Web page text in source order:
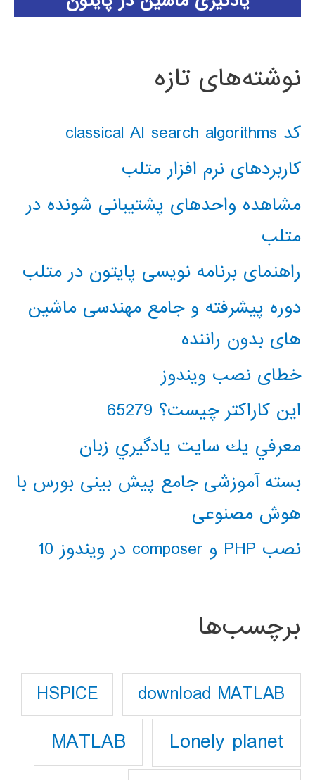
نوشته‌های تازه
کد classical AI search algorithms
کاربردهای نرم افزار متلب
مشاهده واحدهای پشتیبانی شونده در
متلب
راهنمای برنامه نویسی پایتون در متلب
دوره پیشرفته و جامع مهندسی ماشین
های بدون راننده
خطای نصب ویندوز
این کاراکتر چیست؟ 65279
معرفي يك سايت يادگيري زبان
بسته آموزشی جامع پیش بینی بورس با
هوش مصنوعی
نصب PHP و composer در ویندوز 10
برچسب‌ها
download MATLAB
HSPICE
Lonely planet
MATLAB